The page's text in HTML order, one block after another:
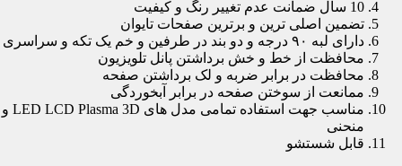
10 سال ضمانت عدم تغییر رنگ و کیفیت
تضمین اصلی ترین و برترین صفحات تایوان
دارای لبه ۹۰ درجه و دو بند در طرفین و خم یک تکه و سراسری
محافظت از خط و خش برداشتن پانل تلویزیون
محافظت در برابر ضربه و لک برداشتن صفحه
ممانعت از سوختن صفحه در برابر آبخوردگی
مناسب جهت استفاده تمامی مدل های LED LCD Plasma 3D و
منحنی
قابل شستشو